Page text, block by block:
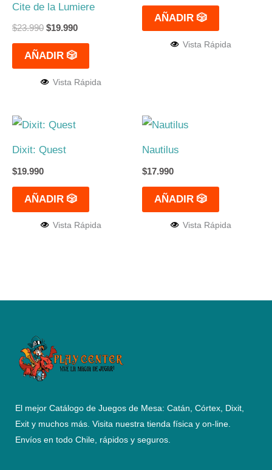
Cite de la Lumiere
$23.990 $19.990
AÑADIR 🎲
Vista Rápida
AÑADIR 🎲
Vista Rápida
Dixit: Quest
$19.990
AÑADIR 🎲
Vista Rápida
Nautilus
$17.990
AÑADIR 🎲
Vista Rápida
El mejor Catálogo de Juegos de Mesa: Catán, Córtex, Dixit,
Exit y muchos más. Visita nuestra tienda física y on-line.
Envíos en todo Chile, rápidos y seguros